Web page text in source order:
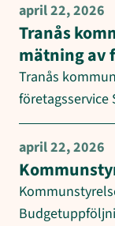
april 22, 2026
Tranås
mätning av
Tranås
april 22, 2026